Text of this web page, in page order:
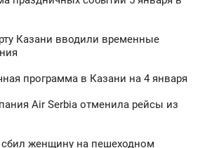
Казани вводили временные
программа в Казани на 4 января
Air Serbia отменила рейсы из
сбил женщину на пешеходном